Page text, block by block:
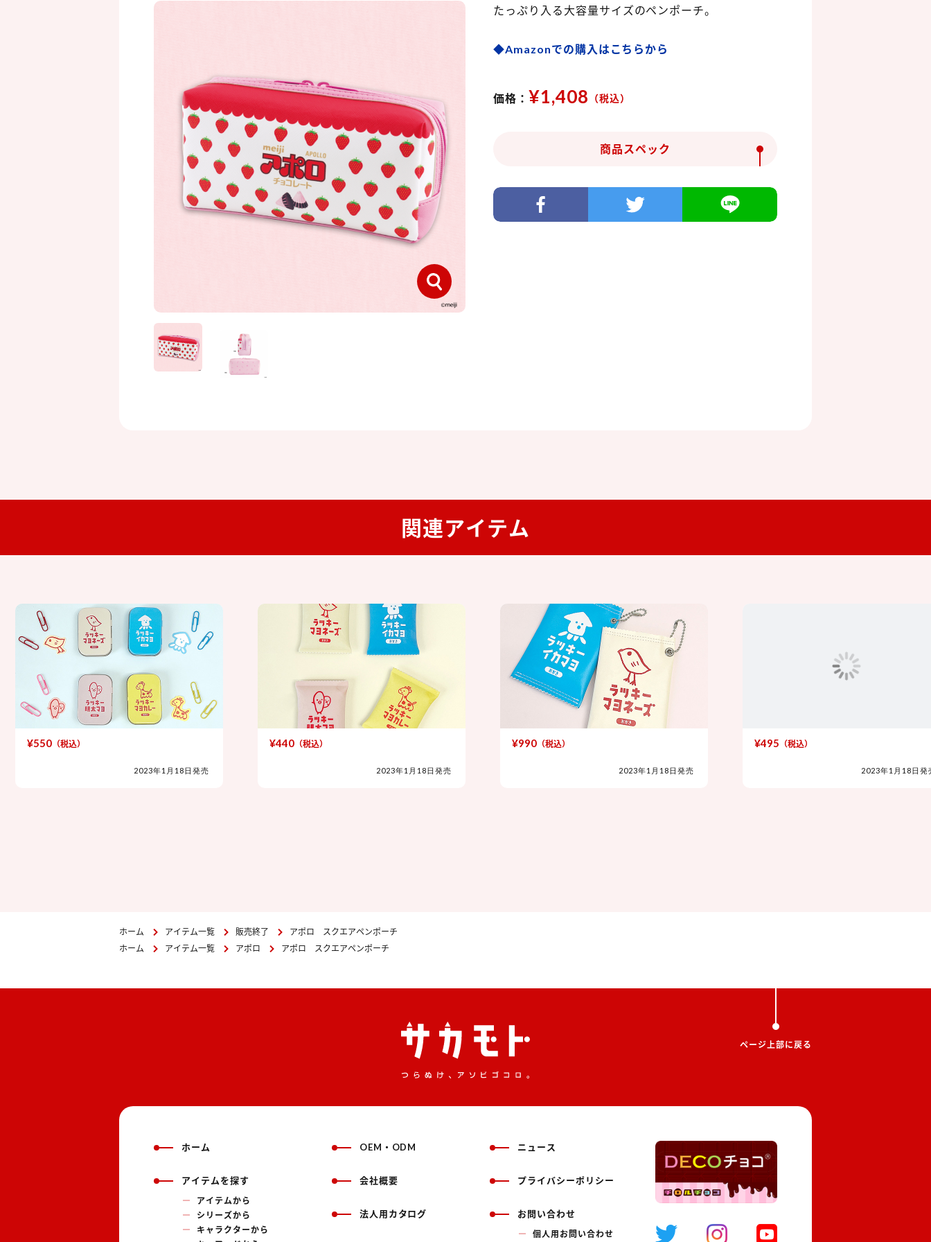
たっぷり入る大容量サイズのペンポーチ。
◆Amazonでの購入はこちらから
価格： ¥1,408 （税込）
商品スペック
関連アイテム
¥550（税込）
2023年1月18日発売
¥440（税込）
2023年1月18日発売
¥990（税込）
2023年1月18日発売
¥495（税込）
2023年1月18日発売
ホーム アイテム一覧 販売終了
アポロ スクエアペンポーチ
ホーム
アイテム一覧 アポロ アポロ スクエアペンポーチ
ホーム
アイテムを探す
アイテムから
シリーズから
キャラクターから
OEM・ODM
会社概要
法人用カタログ
ニュース
プライバシーポリシー
お問い合わせ
個人用お問い合わせ
ページ上部に戻る